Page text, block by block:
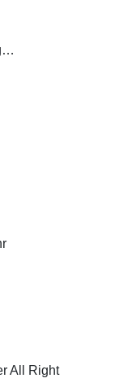
All Right